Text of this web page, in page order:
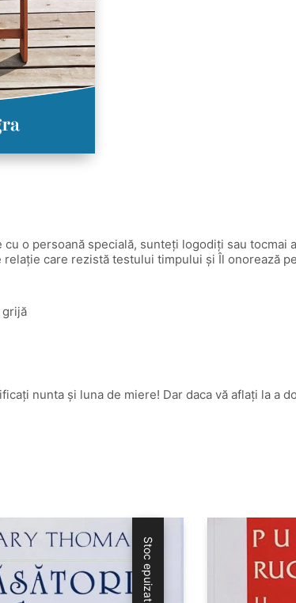
o persoană specială, sunteţi logodiţi sau tocmai
care rezistă testului timpului şi Îl onorează
grijă
nunta şi luna de miere! Dar daca vă aflaţi la a
Stoc epuizat